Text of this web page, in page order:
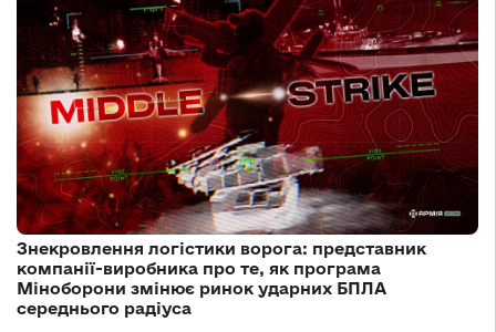
Знекровлення логістики ворога: представник
компанії-виробника про те, як програма
Міноборони змінює ринок ударних БПЛА
середнього радіуса